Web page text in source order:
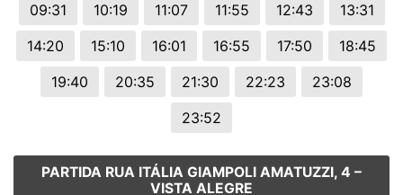
09:31
10:19 11:07 11:55 12:43
13:31
14:20
15:10 16:01 16:55 17:50
18:45
19:40
20:35 21:30 22:23
23:08
23:52
PARTIDA RUA ITÁLIA GIAMPOLI AMATUZZI, 4 –
VISTA ALEGRE